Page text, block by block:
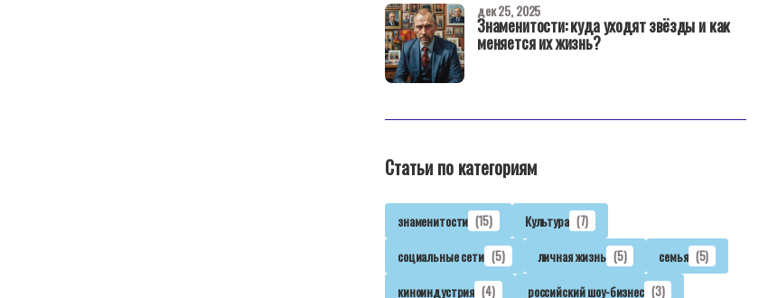
Знаменитости: куда уходят звёзды и как
меняется их жизнь?
дек 25, 2025
Статьи по категориям
знаменитости (15) Культура (7)
социальные сети (5) личная жизнь (5) семья (5)
киноиндустрия (4) российский шоу-бизнес (3)